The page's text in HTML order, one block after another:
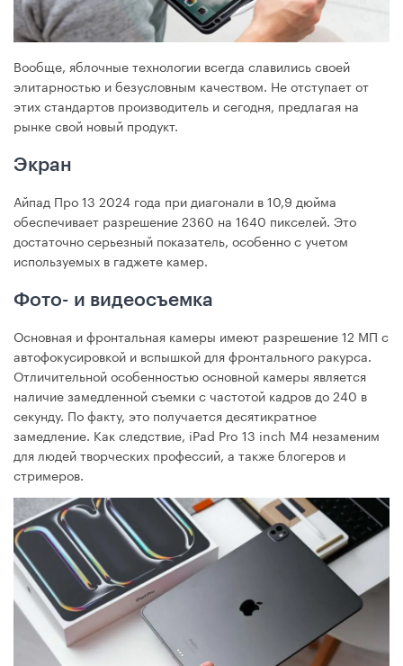
Вообще, яблочные технологии всегда славились своей
элитарностью и безусловным качеством. Не отступает от
этих стандартов производитель и сегодня, предлагая на
рынке свой новый продукт.
Экран
Айпад Про 13 2024 года при диагонали в 10,9 дюйма
обеспечивает разрешение 2360 на 1640 пикселей. Это
достаточно серьезный показатель, особенно с учетом
используемых в гаджете камер.
Фото- и видеосъемка
Основная и фронтальная камеры имеют разрешение 12 МП с
автофокусировкой и вспышкой для фронтального ракурса.
Отличительной особенностью основной камеры является
наличие замедленной съемки с частотой кадров до 240 в
секунду. По факту, это получается десятикратное
замедление. Как следствие, iPad Pro 13 inch М4 незаменим
для людей творческих профессий, а также блогеров и
стримеров.